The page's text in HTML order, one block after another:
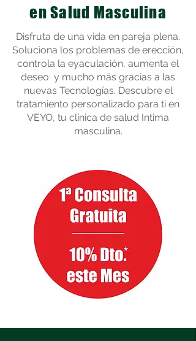
en Salud Masculina
Disfruta de una vida en pareja plena.
Soluciona los problemas de erección,
controla la eyaculación, aumenta el
deseo y mucho más gracias a las
nuevas Tecnologías. Descubre el
tratamiento personalizado para ti en
VEYO, tu clínica de salud Intima
masculina.